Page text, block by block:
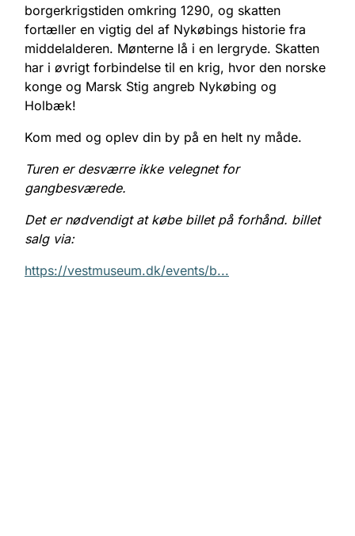
borgerkrigstiden omkring 1290, og skatten
fortæller en vigtig del af Nykøbings historie fra
middelalderen. Mønterne lå i en lergryde. Skatten
har i øvrigt forbindelse til en krig, hvor den norske
konge og Marsk Stig angreb Nykøbing og
Holbæk!
Kom med og oplev din by på en helt ny måde.
Turen er desværre ikke velegnet for
gangbesværede.
Det er nødvendigt at købe billet på forhånd. billet
salg via:
https://vestmuseum.dk/events/b...